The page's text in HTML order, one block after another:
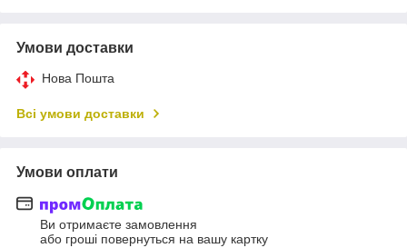
Умови доставки
Нова Пошта
Всі умови доставки
Умови оплати
Ви отримаєте замовлення
або гроші повернуться на вашу картку